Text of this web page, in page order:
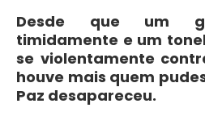
Desde que um
timidamente e um
se violentamente
houve mais quem
Paz desapareceu.